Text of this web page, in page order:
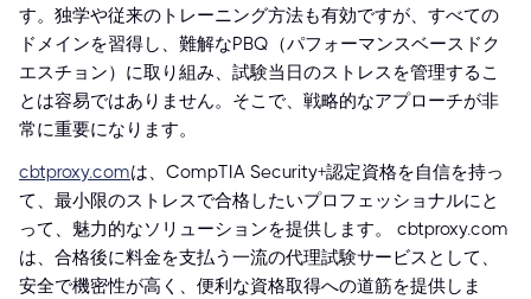
す。独学や従来のトレーニング方法も有効ですが、すべての
ドメインを習得し、難解なPBQ（パフォーマンスベースドク
エスチョン）に取り組み、試験当日のストレスを管理するこ
とは容易ではありません。そこで、戦略的なアプローチが非
常に重要になります。
cbtproxy.comは、CompTIA Security+認定資格を自信を持っ
て、最小限のストレスで合格したいプロフェッショナルにと
って、魅力的なソリューションを提供します。 cbtproxy.com
は、合格後に料金を支払う一流の代理試験サービスとして、
安全で機密性が高く、便利な資格取得への道筋を提供しま